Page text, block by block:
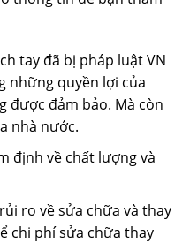
tay đã bị pháp luật VN
những quyền lợi của
được đảm bảo. Mà còn
nhà nước.
định về chất lượng và
ro về sửa chữa và thay
chi phí sửa chữa thay